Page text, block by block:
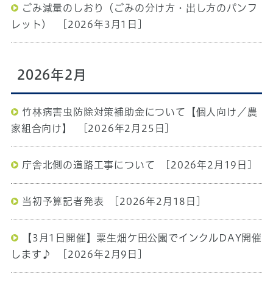
ごみ減量のしおり（ごみの分け方・出し方のパンフ
レット）
[2026年3月1日]
2026年2月
竹林病害虫防除対策補助金について【個人向け／農
家組合向け】
[2026年2月25日]
庁舎北側の道路工事について [2026年2月19日]
当初予算記者発表 [2026年2月18日]
【3月1日開催】粟生畑ケ田公園でインクルDAY開催
します♪
[2026年2月9日]